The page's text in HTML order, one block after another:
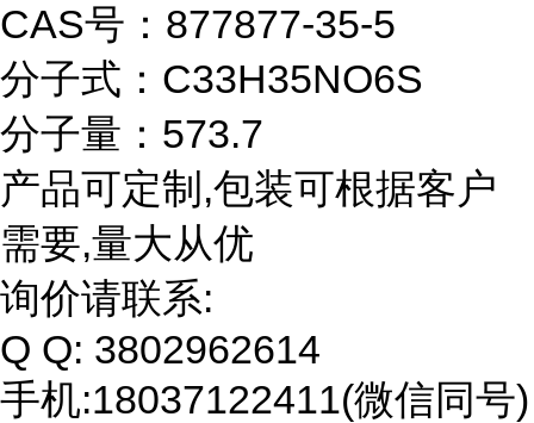
CAS号：877877-35-5
分子式：C33H35NO6S
分子量：573.7
产品可定制,包装可根据客户
需要,量大从优
询价请联系:
Q Q: 3802962614
手机:18037122411(微信同号)